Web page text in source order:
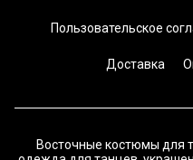
Пользовательское
Доставка
Восточные костюмы для